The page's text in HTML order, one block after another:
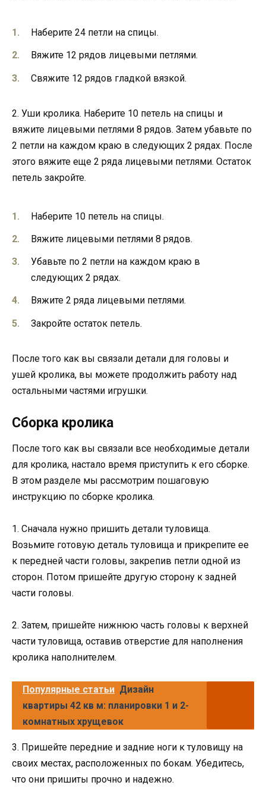
Наберите 24 петли на спицы.
Вяжите 12 рядов лицевыми петлями.
Свяжите 12 рядов гладкой вязкой.
2. Уши кролика. Наберите 10 петель на спицы и
вяжите лицевыми петлями 8 рядов. Затем убавьте по
2 петли на каждом краю в следующих 2 рядах. После
этого вяжите еще 2 ряда лицевыми петлями. Остаток
петель закройте.
Наберите 10 петель на спицы.
Вяжите лицевыми петлями 8 рядов.
Убавьте по 2 петли на каждом краю в
следующих 2 рядах.
Вяжите 2 ряда лицевыми петлями.
Закройте остаток петель.
После того как вы связали детали для головы и
ушей кролика, вы можете продолжить работу над
остальными частями игрушки.
Сборка кролика
После того как вы связали все необходимые детали
для кролика, настало время приступить к его сборке.
В этом разделе мы рассмотрим пошаговую
инструкцию по сборке кролика.
1. Сначала нужно пришить детали туловища.
Возьмите готовую деталь туловища и прикрепите ее
к передней части головы, закрепив петли одной из
сторон. Потом пришейте другую сторону к задней
части головы.
2. Затем, пришейте нижнюю часть головы к верхней
части туловища, оставив отверстие для наполнения
кролика наполнителем.
Популярные статьи Дизайн
квартиры 42 кв м: планировки 1 и 2-
комнатных хрущевок
3. Пришейте передние и задние ноги к туловищу на
своих местах, расположенных по бокам. Убедитесь,
что они пришиты прочно и надежно.